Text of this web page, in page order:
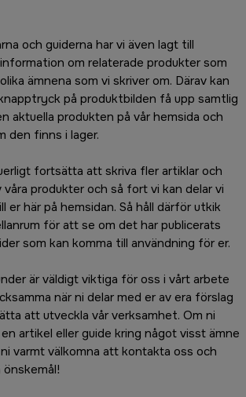
och guiderna har vi även lagt till
om relaterade produkter som
ämnena som vi skriver om. Därav kan
på produktbilden få upp samtlig
aktuella produkten på vår hemsida och
den finns i lager.
fortsätta att skriva fler artiklar och
produkter och så fort vi kan delar vi
er här på hemsidan. Så håll därför utkik
för att se om det har publicerats
som kan komma till användning för er.
är väldigt viktiga för oss i vårt arbete
när ni delar med er av era förslag
att utveckla vår verksamhet. Om ni
artikel eller guide kring något visst ämne
varmt välkomna att kontakta oss och
önskemål!